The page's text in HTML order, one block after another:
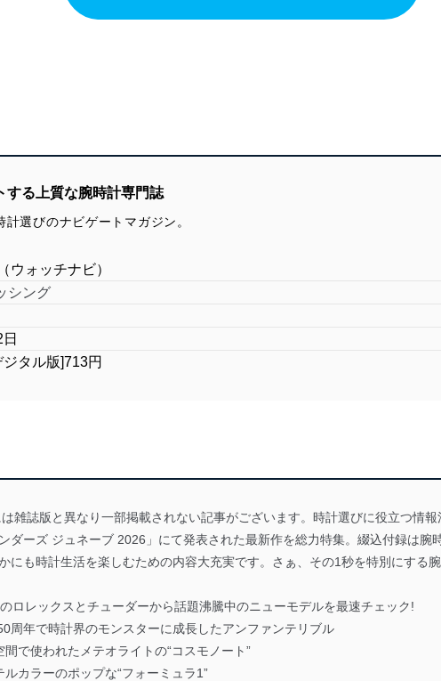
する上質な腕時計専門誌
選びのナビゲートマガジン。
ウォッチナビ）
シング
タル版]713円
雑誌版と異なり一部掲載されない記事がございます。時計選びに役立つ情
ダーズ ジュネーブ 2026」にて発表された最新作を総力特集。綴込付録は腕
にも時計生活を楽しむための内容大充実です。さぁ、その1秒を特別にする腕
ロレックスとチューダーから話題沸騰中のニューモデルを最速チェック!
周年で時計界のモンスターに成長したアンファンテリブル
で使われたメテオライトの“コスモノート”
カラーのポップな“フォーミュラ1”